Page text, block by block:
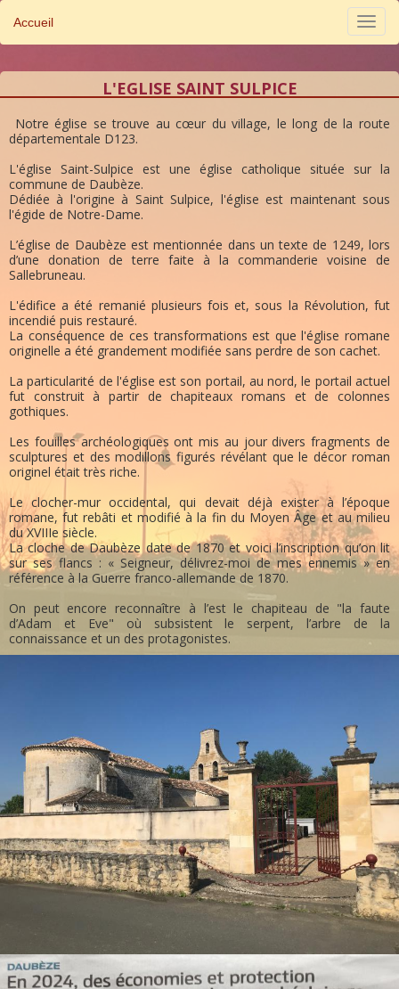
Accueil
L'EGLISE SAINT SULPICE
Notre église se trouve au cœur du village, le long de la route
départementale D123.
L'église Saint-Sulpice est une église catholique située sur la
commune de Daubèze.
Dédiée à l'origine à Saint Sulpice, l'église est maintenant sous
l'égide de Notre-Dame.
L’église de Daubèze est mentionnée dans un texte de 1249, lors
d’une donation de terre faite à la commanderie voisine de
Sallebruneau.
L'édifice a été remanié plusieurs fois et, sous la Révolution, fut
incendié puis restauré.
La conséquence de ces transformations est que l'église romane
originelle a été grandement modifiée sans perdre de son cachet.
La particularité de l'église est son portail, au nord, le portail actuel
fut construit à partir de chapiteaux romans et de colonnes
gothiques.
Les fouilles archéologiques ont mis au jour divers fragments de
sculptures et des modillons figurés révélant que le décor roman
originel était très riche.
Le clocher-mur occidental, qui devait déjà exister à l’époque
romane, fut rebâti et modifié à la fin du Moyen Âge et au milieu
du XVIIIe siècle.
La cloche de Daubèze date de 1870 et voici l’inscription qu’on lit
sur ses flancs : « Seigneur, délivrez-moi de mes ennemis » en
référence à la Guerre franco-allemande de 1870.
On peut encore reconnaître à l’est le chapiteau de "la faute
d’Adam et Eve" où subsistent le serpent, l’arbre de la
connaissance et un des protagonistes.